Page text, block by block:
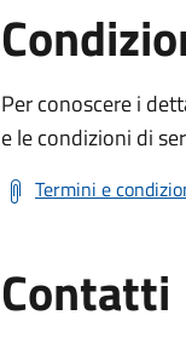
Per conoscere i
e le condizioni di
Termini e
Contatti